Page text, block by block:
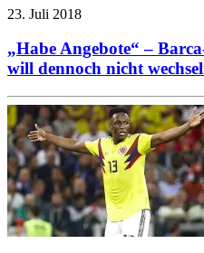
23. Juli 2018
„Habe Angebote“ –
will dennoch nicht